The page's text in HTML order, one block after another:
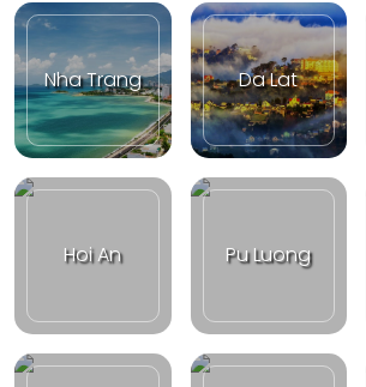
Nha Trang Da Lat
Hoi An Pu Luong